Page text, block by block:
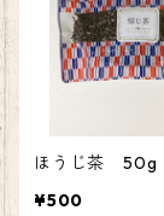
ほうじ茶 50g
¥500